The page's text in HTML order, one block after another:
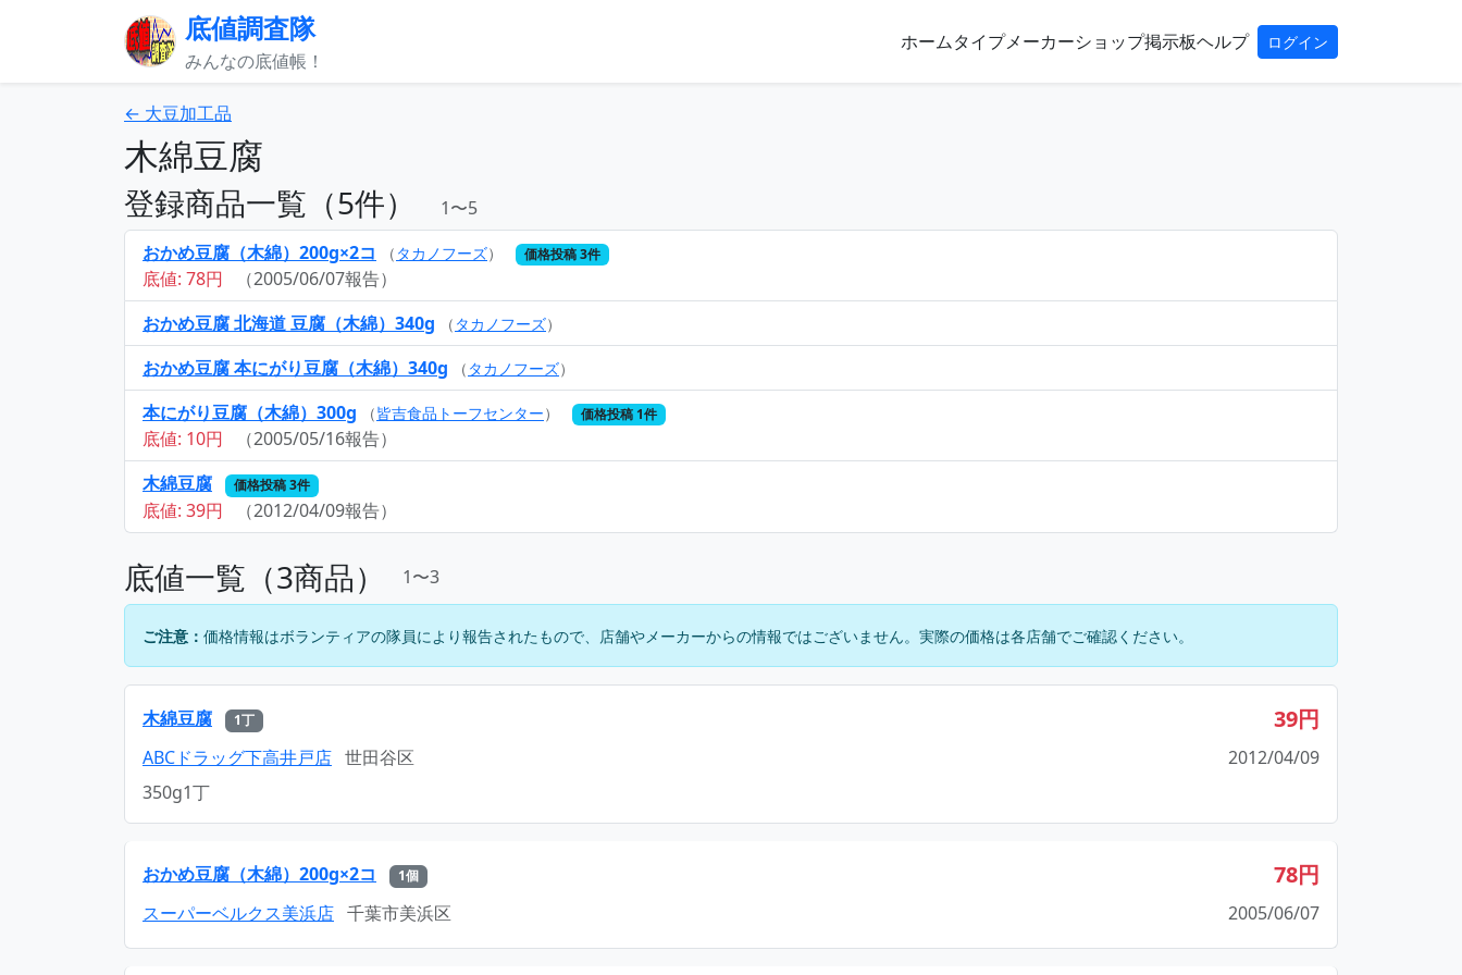
底値調査隊
みんなの底値帳！
ホームタイプメーカーショップ掲示板ヘルプ ログイン
← 大豆加工品
木綿豆腐
登録商品一覧（5件）
1〜5
おかめ豆腐（木綿）200g×2コ
（ タカノフーズ） 価格投稿 3件
底値: 78円
（2005/06/07報告）
おかめ豆腐 北海道 豆腐（木綿）340g
（ タカノフーズ）
おかめ豆腐 本にがり豆腐（木綿）340g （ タカノフーズ）
本にがり豆腐（木綿）300g （皆吉食品トーフセンター） 価格投稿 1件
底値: 10円
（2005/05/16報告）
木綿豆腐
価格投稿 3件
底値: 39円 （2012/04/09報告）
底値一覧（3商品） 1〜3
ご注意： 価格情報はボランティアの隊員により報告されたもので、店舗やメーカーからの情報ではございません。実際の価格は各店舗でご確認ください。
木綿豆腐 1丁 39円
ABCドラッグ下高井戸店 世田谷区
2012/04/09
350g1丁
おかめ豆腐（木綿）200g×2コ 1個 78円
スーパーベルクス美浜店 千葉市美浜区 2005/06/07